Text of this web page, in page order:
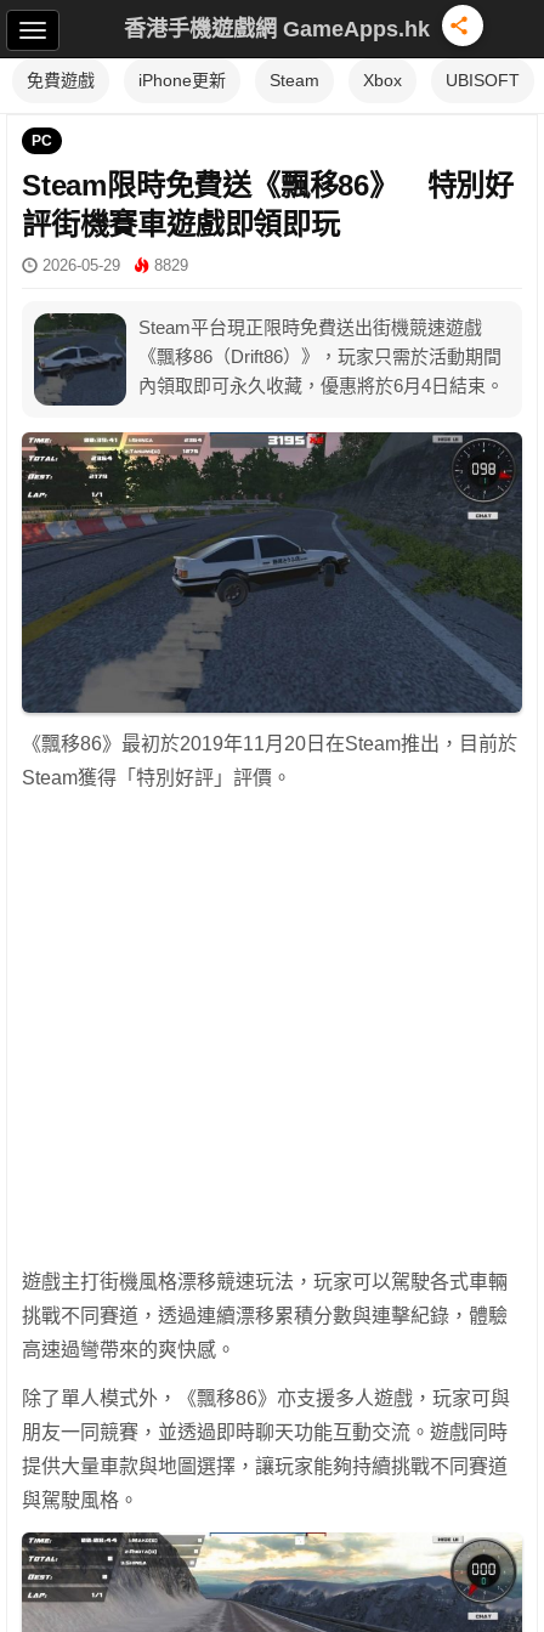
香港手機遊戲網 GameApps.hk
免費遊戲 iPhone更新 Steam Xbox UBISOFT
PC
Steam限時免費送《飄移86》 特別好
評街機賽車遊戲即領即玩
2026-05-29 8829
Steam平台現正限時免費送出街機競速遊戲
《飄移86（Drift86）》，玩家只需於活動期間
內領取即可永久收藏，優惠將於6月4日結束。
《飄移86》最初於2019年11月20日在Steam推出，目前於
Steam獲得「特別好評」評價。
遊戲主打街機風格漂移競速玩法，玩家可以駕駛各式車輛
挑戰不同賽道，透過連續漂移累積分數與連擊紀錄，體驗
高速過彎帶來的爽快感。
除了單人模式外，《飄移86》亦支援多人遊戲，玩家可與
朋友一同競賽，並透過即時聊天功能互動交流。遊戲同時
提供大量車款與地圖選擇，讓玩家能夠持續挑戰不同賽道
與駕駛風格。